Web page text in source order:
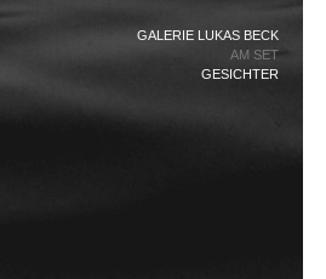
GALERIE LUKAS BECK
AM SET
GESICHTER